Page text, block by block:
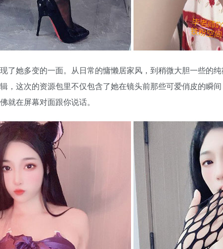
了她多变的一面。从日常的慵懒居家风，到稍微大胆一些的
，这次的资源包里不仅包含了她在镜头前那些可爱俏皮的瞬
就在屏幕对面跟你说话。